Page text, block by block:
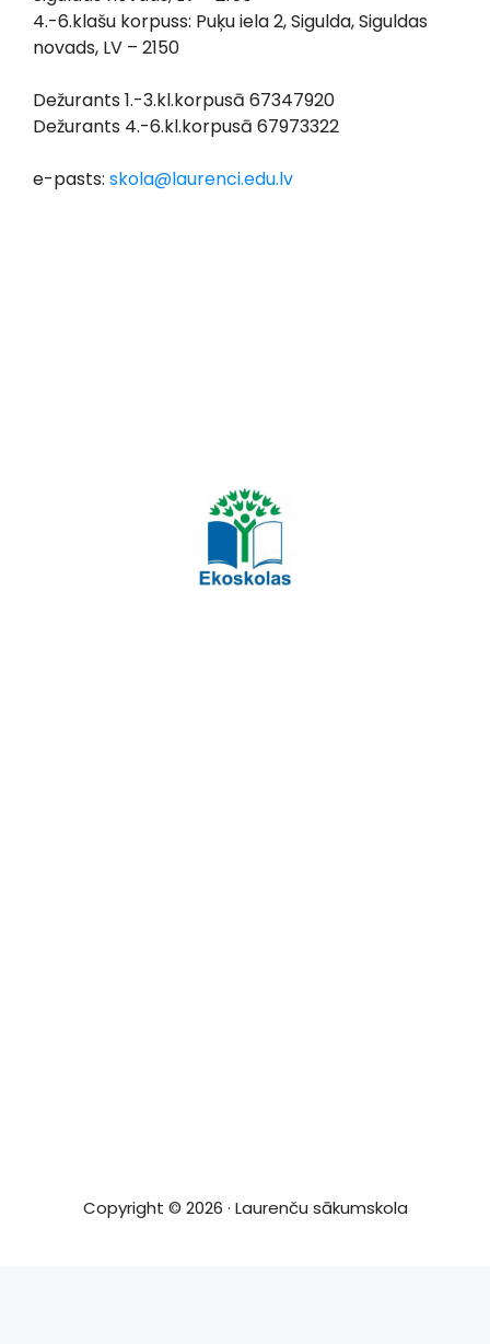
4.-6.klašu korpuss: Puķu iela 2, Sigulda, Siguldas
novads, LV – 2150
Dežurants 1.-3.kl.korpusā 67347920
Dežurants 4.-6.kl.korpusā 67973322
e-pasts: skola@laurenci.edu.lv
Copyright © 2026 · Laurenču sākumskola